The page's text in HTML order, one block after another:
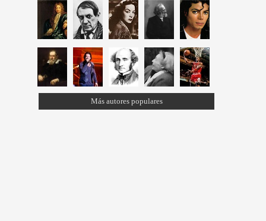
Más autores populares